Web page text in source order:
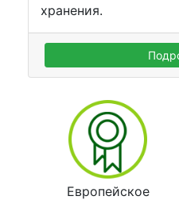
хранения.
Европейское